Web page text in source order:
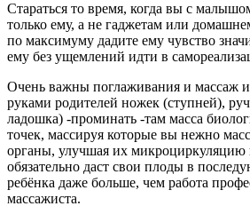
Стараться то время, когда вы с
только ему, а не гаджетам или
по максимуму дадите ему чувство
ему без ущемлений идти в
Очень важны поглаживания и массаж
руками родителей ножек (ступней),
ладошка) -проминать -там масса
точек, массируя которые вы нежно
органы, улучшая их микроциркуляцию
обязательно даст свои плоды в
ребёнка даже больше, чем работа
массажиста.